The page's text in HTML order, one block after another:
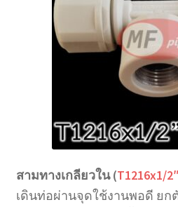
สามทางเกลียวใน (T1216x1/
เดินท่อผ่านจุดใช้งานพอดี ยก